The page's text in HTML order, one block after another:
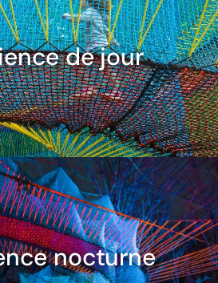
de jour
nocturne